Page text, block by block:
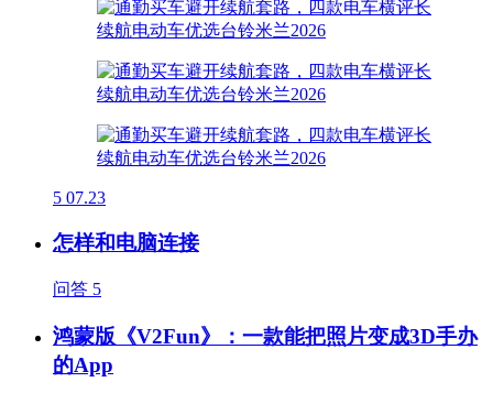
5 07.23
怎样和电脑连接
问答 5
鸿蒙版《V2Fun》：一款能把照片变成3D手办
的App